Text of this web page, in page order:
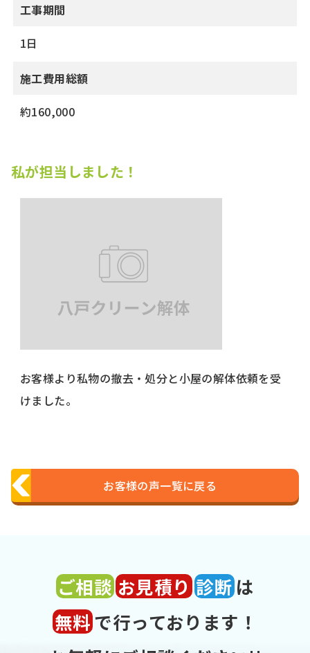
工事期間
1日
施工費用総額
約160,000
私が担当しました！
お客様より私物の撤去・処分と小屋の解体依頼を受
けました。
お客様の声一覧に戻る
ご相談 お見積り 診断 は
無料で行っております！